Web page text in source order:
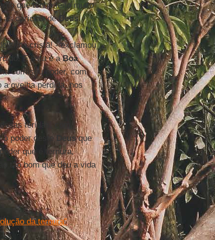
que tenha feito muito
as carícias deDeus.
cristã! - exclamou
E esta é aBoa
com seu poder, com
ovelha perdida, nos
feridas, com
o poder deste
Deusque
que é ternura,
tão bom que deu a vida
da ternura”